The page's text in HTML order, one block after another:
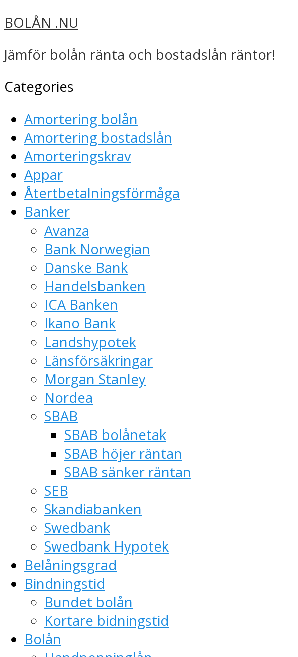
BOLÅN .NU
Jämför bolån ränta och bostadslån räntor!
Categories
Amortering bolån
Amortering bostadslån
Amorteringskrav
Appar
Återtbetalningsförmåga
Banker
Avanza
Bank Norwegian
Danske Bank
Handelsbanken
ICA Banken
Ikano Bank
Landshypotek
Länsförsäkringar
Morgan Stanley
Nordea
SBAB
SBAB bolånetak
SBAB höjer räntan
SBAB sänker räntan
SEB
Skandiabanken
Swedbank
Swedbank Hypotek
Belåningsgrad
Bindningstid
Bundet bolån
Kortare bidningstid
Bolån